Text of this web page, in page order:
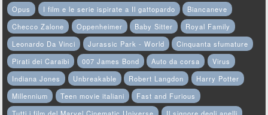
Opus
I film e le serie ispirate a Il gattopardo
Biancaneve
Checco Zalone
Oppenheimer Baby Sitter
Royal Family
Leonardo Da Vinci
Jurassic Park - World
Cinquanta sfumature
Pirati dei Caraibi
007 James Bond Auto da corsa
Virus
Indiana Jones
Unbreakable Robert Langdon
Harry Potter
Millennium
Teen movie italiani
Fast and Furious